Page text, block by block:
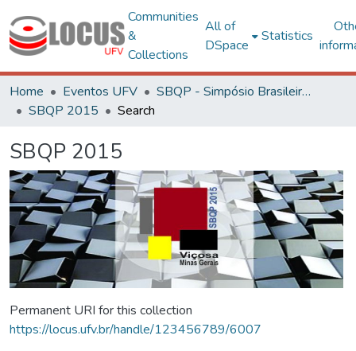
Communities
&
Collections
All of
DSpace
Statistics
Home Eventos UFV
SBQP - Simpósio Brasileiro de Qualidade do Projeto no Ambiente Construído
SBQP 2015
Search
SBQP 2015
Permanent URI for this collection
https://locus.ufv.br/handle/123456789/6007